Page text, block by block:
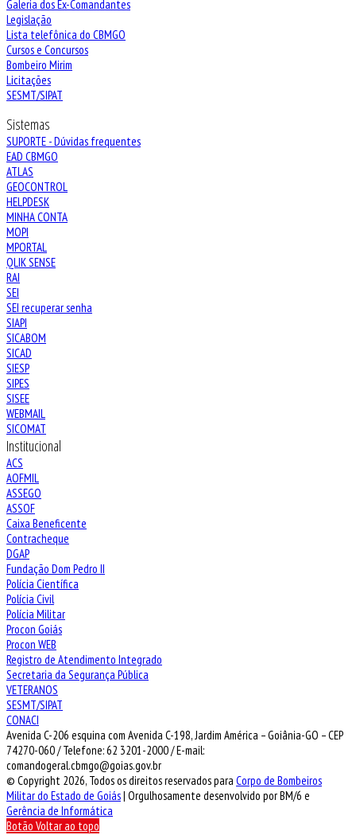
Galeria dos Ex-Comandantes
Legislação
Lista telefônica do CBMGO
Cursos e Concursos
Bombeiro Mirim
Licitações
SESMT/SIPAT
Sistemas
SUPORTE - Dúvidas frequentes
EAD CBMGO
ATLAS
GEOCONTROL
HELPDESK
MINHA CONTA
MOPI
MPORTAL
QLIK SENSE
RAI
SEI
SEI recuperar senha
SIAPI
SICABOM
SICAD
SIESP
SIPES
SISEE
WEBMAIL
SICOMAT
Institucional
ACS
AOFMIL
ASSEGO
ASSOF
Caixa Beneficente
Contracheque
DGAP
Fundação Dom Pedro II
Polícia Científica
Polícia Civil
Polícia Militar
Procon Goiás
Procon WEB
Registro de Atendimento Integrado
Secretaria da Segurança Pública
VETERANOS
SESMT/SIPAT
CONACI
Avenida C-206 esquina com Avenida C-198, Jardim América – Goiânia-GO – CEP
74270-060 / Telefone: 62 3201-2000 / E-mail:
comandogeral.cbmgo@goias.gov.br
© Copyright 2026, Todos os direitos reservados para Corpo de Bombeiros
Militar do Estado de Goiás| Orgulhosamente desenvolvido por BM/6 e
Gerência de Informática
Botão Voltar ao topo